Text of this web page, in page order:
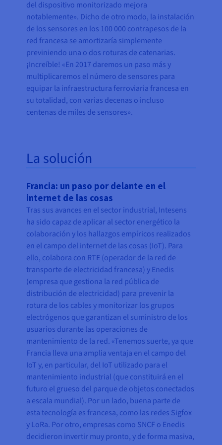
del dispositivo monitorizado mejora
notablemente». Dicho de otro modo, la instalación
de los sensores en los 100 000 contrapesos de la
red francesa se amortizaría simplemente
previniendo una o dos roturas de catenarias.
¡Increíble! «En 2017 daremos un paso más y
multiplicaremos el número de sensores para
equipar la infraestructura ferroviaria francesa en
su totalidad, con varias decenas o incluso
centenas de miles de sensores».
La solución
Francia: un paso por delante en el
internet de las cosas
Tras sus avances en el sector industrial, Intesens
ha sido capaz de aplicar al sector energético la
colaboración y los hallazgos empíricos realizados
en el campo del internet de las cosas (IoT). Para
ello, colabora con RTE (operador de la red de
transporte de electricidad francesa) y Enedis
(empresa que gestiona la red pública de
distribución de electricidad) para prevenir la
rotura de los cables y monitorizar los grupos
electrógenos que garantizan el suministro de los
usuarios durante las operaciones de
mantenimiento de la red. «Tenemos suerte, ya que
Francia lleva una amplia ventaja en el campo del
IoT y, en particular, del IoT utilizado para el
mantenimiento industrial (que constituirá en el
futuro el grueso del parque de objetos conectados
a escala mundial). Por un lado, buena parte de
esta tecnología es francesa, como las redes Sigfox
y LoRa. Por otro, empresas como SNCF o Enedis
decidieron invertir muy pronto, y de forma masiva,